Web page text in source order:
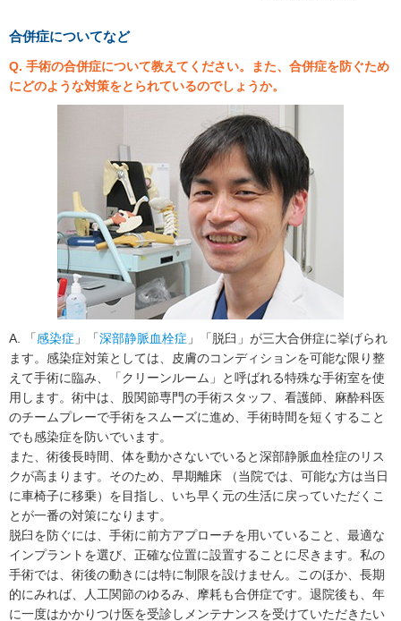
合併症についてなど
Q. 手術の合併症について教えてください。また、合併症を防ぐため
にどのような対策をとられているのでしょうか。
A. 「感染症 」「深部静脈血栓症 」「脱臼」が三大合併症に挙げられ
ます。感染症対策としては、皮膚のコンディションを可能な限り整
えて手術に臨み、「クリーンルーム」と呼ばれる特殊な手術室を使
用します。術中は、股関節専門の手術スタッフ、看護師、麻酔科医
のチームプレーで手術をスムーズに進め、手術時間を短くすること
でも感染症を防いでいます。
また、術後長時間、体を動かさないでいると深部静脈血栓症のリス
クが高まります。そのため、早期離床 （当院では、可能な方は当日
に車椅子に移乗）を目指し、いち早く元の生活に戻っていただくこ
とが一番の対策になります。
脱臼を防ぐには、手術に前方アプローチを用いていること、最適な
インプラントを選び、正確な位置に設置することに尽きます。私の
手術では、術後の動きには特に制限を設けません。このほか、長期
的にみれば、人工関節のゆるみ、摩耗も合併症です。退院後も、年
に一度はかかりつけ医を受診しメンテナンスを受けていただきたい